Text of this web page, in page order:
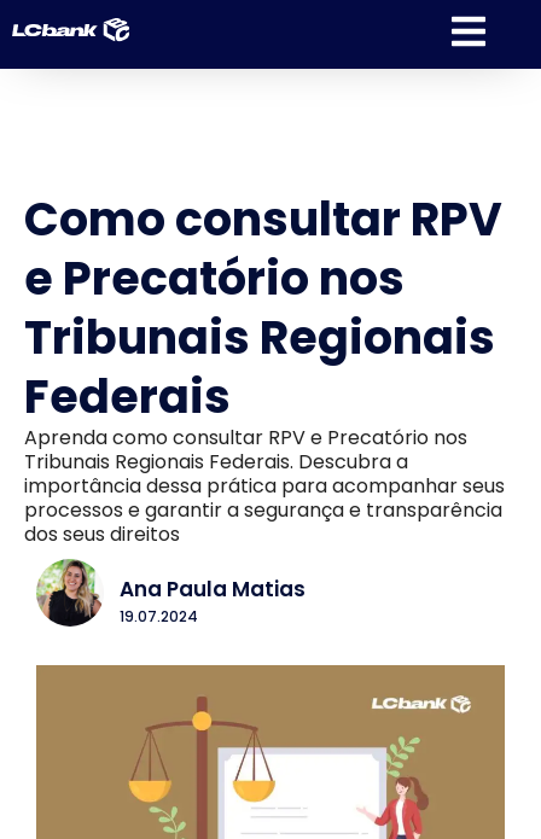
Como consultar RPV
e Precatório nos
Tribunais Regionais
Federais
Aprenda como consultar RPV e Precatório nos
Tribunais Regionais Federais. Descubra a
importância dessa prática para acompanhar seus
processos e garantir a segurança e transparência
dos seus direitos
Ana Paula Matias
19.07.2024